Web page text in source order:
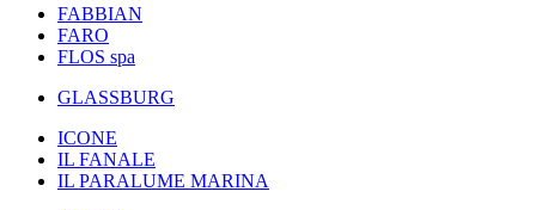
FABBIAN
FARO
FLOS spa
GLASSBURG
ICONE
IL FANALE
IL PARALUME MARINA